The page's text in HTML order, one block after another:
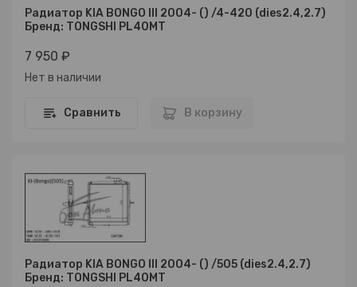
Радиатор KIA BONGO III 2004- () /4-420 (dies2.4,2.7)
Бренд: TONGSHI PL40MT
7 950 ₽
Нет в наличии
Сравнить В корзину
Радиатор KIA BONGO III 2004- () /505 (dies2.4,2.7)
Бренд: TONGSHI PL40MT